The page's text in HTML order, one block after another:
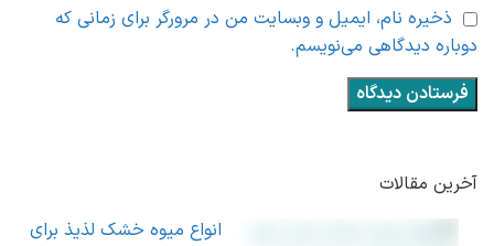
ذخیره نام، ایمیل و وبسایت من در مرورگر برای زمانی که
دوباره دیدگاهی می‌نویسم.
آخرین مقالات
انواع میوه خشک لذیذ برای